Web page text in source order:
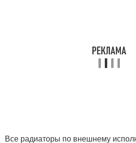
Все радиаторы по внешнему